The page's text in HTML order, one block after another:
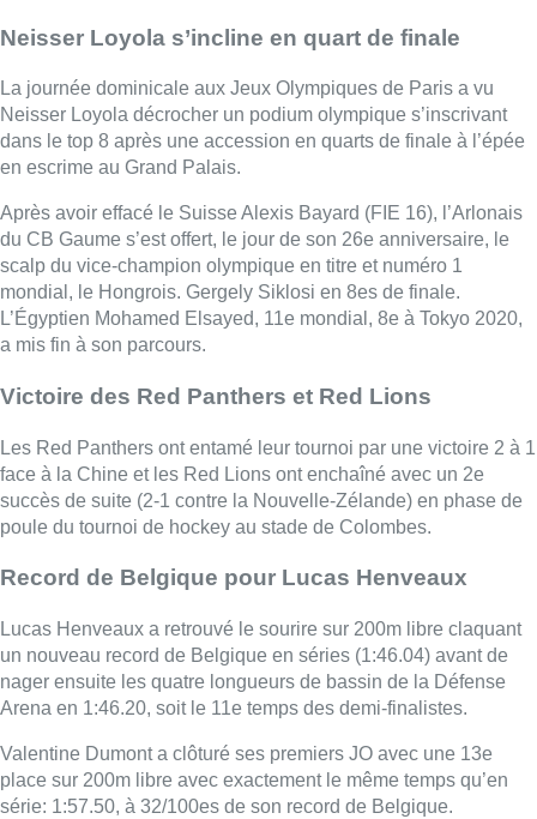
Neisser Loyola s’incline en quart de finale
La journée dominicale aux Jeux Olympiques de Paris a vu
Neisser Loyola décrocher un podium olympique s’inscrivant
dans le top 8 après une accession en quarts de finale à l’épée
en escrime au Grand Palais.
Après avoir effacé le Suisse Alexis Bayard (FIE 16), l’Arlonais
du CB Gaume s’est offert, le jour de son 26e anniversaire, le
scalp du vice-champion olympique en titre et numéro 1
mondial, le Hongrois. Gergely Siklosi en 8es de finale.
L’Égyptien Mohamed Elsayed, 11e mondial, 8e à Tokyo 2020,
a mis fin à son parcours.
Victoire des Red Panthers et Red Lions
Les Red Panthers ont entamé leur tournoi par une victoire 2 à 1
face à la Chine et les Red Lions ont enchaîné avec un 2e
succès de suite (2-1 contre la Nouvelle-Zélande) en phase de
poule du tournoi de hockey au stade de Colombes.
Record de Belgique pour Lucas Henveaux
Lucas Henveaux a retrouvé le sourire sur 200m libre claquant
un nouveau record de Belgique en séries (1:46.04) avant de
nager ensuite les quatre longueurs de bassin de la Défense
Arena en 1:46.20, soit le 11e temps des demi-finalistes.
Valentine Dumont a clôturé ses premiers JO avec une 13e
place sur 200m libre avec exactement le même temps qu’en
série: 1:57.50, à 32/100es de son record de Belgique.